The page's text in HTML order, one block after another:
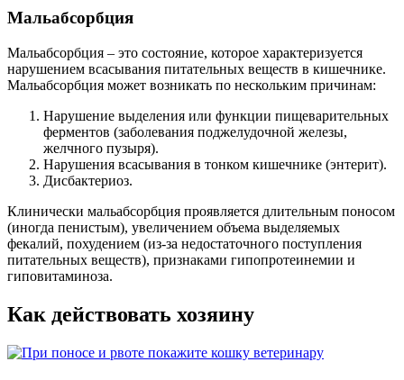
Мальабсорбция
Мальабсорбция – это состояние, которое характеризуется
нарушением всасывания питательных веществ в кишечнике.
Мальабсорбция может возникать по нескольким причинам:
Нарушение выделения или функции пищеварительных
ферментов (заболевания поджелудочной железы,
желчного пузыря).
Нарушения всасывания в тонком кишечнике (энтерит).
Дисбактериоз.
Клинически мальабсорбция проявляется длительным поносом
(иногда пенистым), увеличением объема выделяемых
фекалий, похудением (из-за недостаточного поступления
питательных веществ), признаками гипопротеинемии и
гиповитаминоза.
Как действовать хозяину